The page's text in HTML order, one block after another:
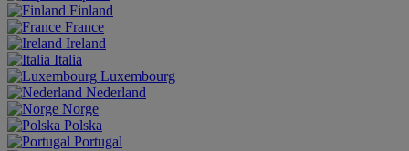
Finland
France
Ireland
Italia
Luxembourg
Nederland
Norge
Polska
Portugal